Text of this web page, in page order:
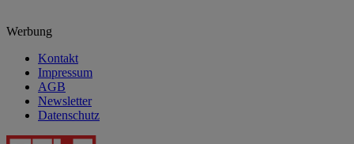
Werbung
Kontakt
Impressum
AGB
Newsletter
Datenschutz